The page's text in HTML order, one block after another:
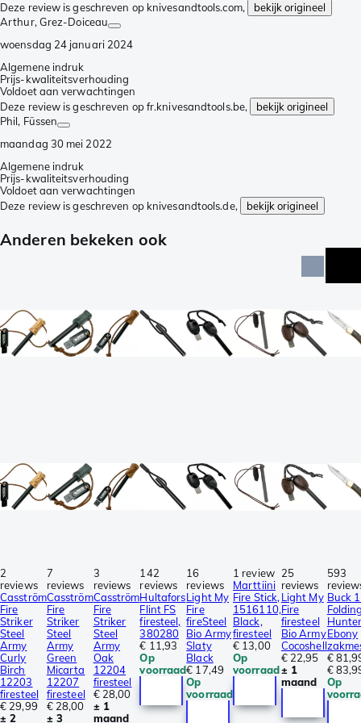
Deze review is geschreven op knivesandtools.com,
bekijk origineel
Arthur, Grez-Doiceau
woensdag 24 januari 2024
Algemene indruk
Prijs-kwaliteitsverhouding
Voldoet aan verwachtingen
Deze review is geschreven op fr.knivesandtools.be,
bekijk origineel
Phil, Füssen
maandag 30 mei 2022
Algemene indruk
Prijs-kwaliteitsverhouding
Voldoet aan verwachtingen
Deze review is geschreven op knivesandtools.de,
bekijk origineel
Anderen bekeken ook
2
reviews
Casström
Fire
Striker
Steel
Army
Curly
Birch
12203
firesteel
€ 29,99
± 2
7
reviews
Casström
Fire
Striker
Steel
Army
Green
Micarta
12207
firesteel
€ 28,00
± 3
3
reviews
Casström
Fire
Striker
Steel
Army
Oak
12204
firesteel
€ 28,00
± 1
maand
142
reviews
Hultafors
Flint FS
firesteel,
380280
€ 11,93
Op
voorraad
16
reviews
Light My
Fire
fireSteel
Bio Army
Slaty
Black
€ 17,49
Op
voorraad
1 review
Marttiini
Fire Stick,
1516110,
Black,
firesteel
€ 13,00
Op
voorraad
25
reviews
Light My
Fire
firesteel
Bio Army
Cocoshell
€ 22,95
± 1
maand
593
Buck
Ebony
€
€
Op